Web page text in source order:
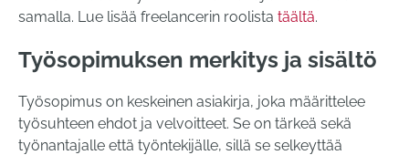
samalla. Lue lisää freelancerin roolista täältä.
Työsopimuksen merkitys ja sisältö
Työsopimus on keskeinen asiakirja, joka määrittelee
työsuhteen ehdot ja velvoitteet. Se on tärkeä sekä
työnantajalle että työntekijälle, sillä se selkeyttää